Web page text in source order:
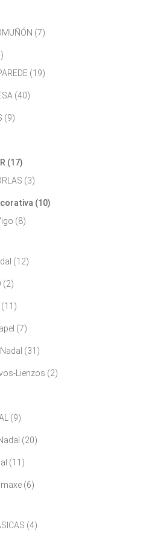
(7)
(19)
(40)
(9)
(17)
(3)
(10)
(8)
(12)
(2)
(11)
(7)
(31)
Lienzos (2)
(9)
(20)
(11)
(6)
(4)